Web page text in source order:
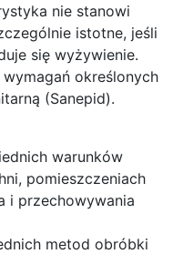
nie stanowi
istotne, jeśli
się wyżywienie.
określonych
(Sanepid).
warunków
pomieszczeniach
i przechowywania
metod obróbki